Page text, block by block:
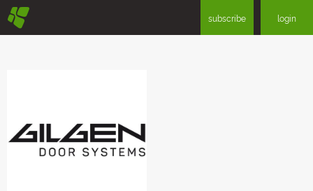
§ subscribe login